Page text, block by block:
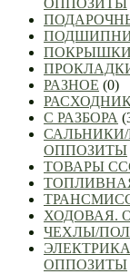
ОППОЗИТЫ
РАЗНОЕ (0)
С РАЗБОРА
ОППОЗИТЫ
ТОВАРЫ
ХОДОВАЯ.
ЧЕХЛЫ/
ОППОЗИТЫ